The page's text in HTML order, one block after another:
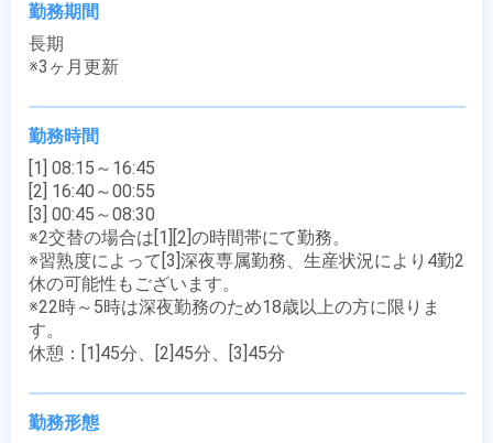
勤務期間
長期
※3ヶ月更新
勤務時間
[1] 08:15～16:45
[2] 16:40～00:55
[3] 00:45～08:30
※2交替の場合は[1][2]の時間帯にて勤務。
※習熟度によって[3]深夜専属勤務、生産状況により4勤2
休の可能性もございます。
※22時～5時は深夜勤務のため18歳以上の方に限りま
す。
休憩：[1]45分、[2]45分、[3]45分
勤務形態